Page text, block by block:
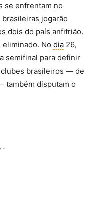
se enfrentam no
brasileiras jogarão
dois do país anfitrião.
No dia 26,
semifinal para definir
brasileiros — de
também disputam o
-